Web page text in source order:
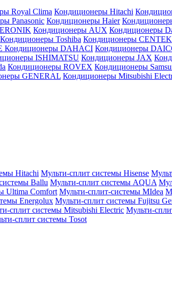
Royal Clima Кондиционеры Hitachi
Panasonic Кондиционеры Haier
Кондиционеры AUX Кондиционеры
Кондиционеры Toshiba Кондиционеры CENTEK
Кондиционеры DAHACI Кондиционеры
ISHIMATSU Кондиционеры JAX
Кондиционеры ROVEX Кондиционеры
GENERAL Кондиционеры Mitsubishi
Hitachi Мульти-сплит системы Hisense
Ballu Мульти-сплит системы AQUA
Ultima Comfort Мульти-сплит-системы MIdea
Energolux Мульти-сплит системы Fujitsu
сплит системы Mitsubishi Electric Мульти-
сплит системы Tosot